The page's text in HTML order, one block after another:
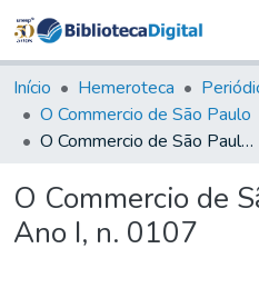
&
Tudo
Início Hemeroteca
O Commercio de São Paulo
O Commercio de São Paulo, 1893, Ano I, n. 0107
O Commercio de
Ano I, n. 0107